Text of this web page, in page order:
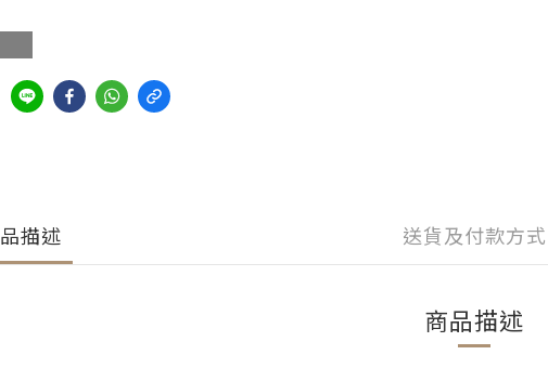
描述 送貨及付款方式
商品描述